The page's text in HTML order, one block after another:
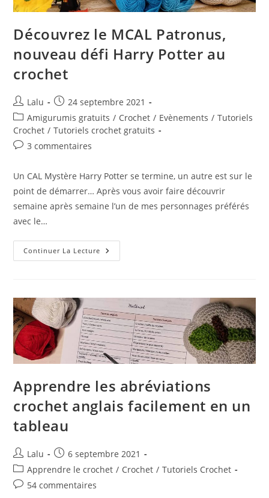
Découvrez le MCAL Patronus,
nouveau défi Harry Potter au
crochet
Auteur/autrice
de
la
publication :
Lalu
Publication
publiée :
24 septembre 2021
Post
category:
Amigurumis gratuits / Crochet / Evènements / Tutoriels
Crochet / Tutoriels crochet gratuits
Commentaires
la
publication :
3 commentaires
Un CAL Mystère Harry Potter se termine, un autre est sur le
point de démarrer… Après vous avoir faire découvrir
semaine après semaine l’un de mes personnages préférés
avec le…
Continuer La Lecture Découvrez
Le
Harry
Potter
Au
Crochet
Apprendre les abréviations
crochet anglais facilement en un
tableau
Auteur/autrice
de
la
publication :
Lalu
Publication
publiée :
6 septembre 2021
Post
category:
Apprendre le crochet / Crochet / Tutoriels Crochet
Commentaires
54 commentaires